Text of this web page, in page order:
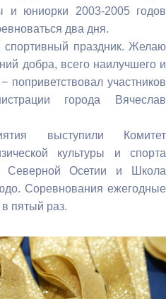
и юниорки 2003-2005 годов
два дня.
праздник. Желаю
добра, всего наилучшего и
поприветствовал участников
города Вячеслав
выступили Комитет
культуры и спорта
Северной Осетии и Школа
Соревнования ежегодные
пятый раз.